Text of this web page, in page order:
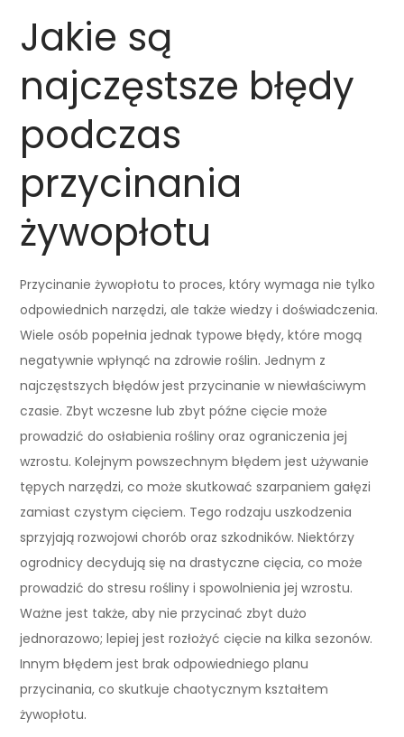
Jakie są
najczęstsze błędy
podczas
przycinania
żywopłotu
Przycinanie żywopłotu to proces, który wymaga nie tylko
odpowiednich narzędzi, ale także wiedzy i doświadczenia.
Wiele osób popełnia jednak typowe błędy, które mogą
negatywnie wpłynąć na zdrowie roślin. Jednym z
najczęstszych błędów jest przycinanie w niewłaściwym
czasie. Zbyt wczesne lub zbyt późne cięcie może
prowadzić do osłabienia rośliny oraz ograniczenia jej
wzrostu. Kolejnym powszechnym błędem jest używanie
tępych narzędzi, co może skutkować szarpaniem gałęzi
zamiast czystym cięciem. Tego rodzaju uszkodzenia
sprzyjają rozwojowi chorób oraz szkodników. Niektórzy
ogrodnicy decydują się na drastyczne cięcia, co może
prowadzić do stresu rośliny i spowolnienia jej wzrostu.
Ważne jest także, aby nie przycinać zbyt dużo
jednorazowo; lepiej jest rozłożyć cięcie na kilka sezonów.
Innym błędem jest brak odpowiedniego planu
przycinania, co skutkuje chaotycznym kształtem
żywopłotu.